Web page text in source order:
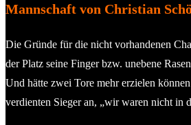
Mannschaft von Christian
Die Gründe für die nicht vorhandenen
der Platz seine Finger bzw. unebene
Und hätte zwei Tore mehr erzielen
verdienten Sieger an, „wir waren nicht in